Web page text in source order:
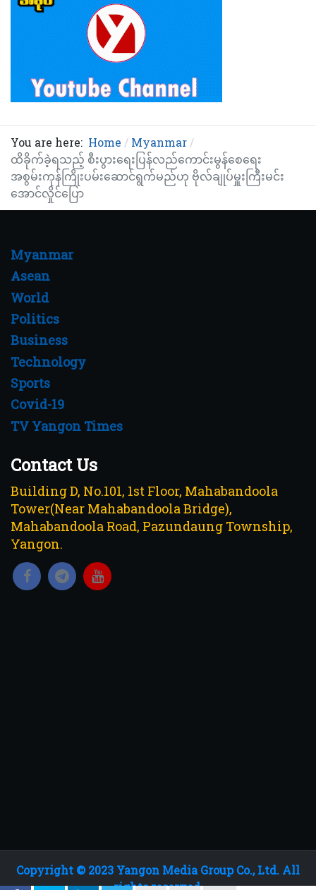
You are here: Home
Myanmar
ထိခိုက်ခဲ့ရသည့် စီးပွားရေးပြန်လည်ကောင်းမွန်စေရေး
အစွမ်းကုန်ကြိုးပမ်းဆောင်ရွက်မည်ဟု ဗိုလ်ချုပ်မှူးကြီးမင်း
အောင်လှိုင်ပြော
Myanmar
Asean
World
Politics
Business
Technology
Sports
Covid-19
TV Yangon Times
Contact Us
Building D, No.101, 1st Floor, Mahabandoola
Tower(Near Mahabandoola Bridge),
Mahabandoola Road, Pazundaung Township,
Yangon.
Copyright © 2023 Yangon Media Group Co., Ltd. All
rights reserved.